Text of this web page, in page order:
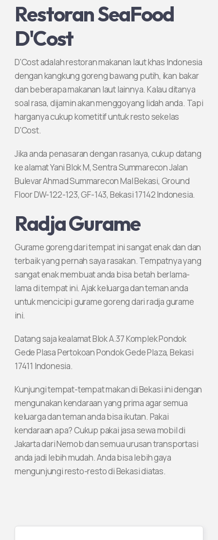
Restoran SeaFood
D'Cost
D'Cost adalah restoran makanan laut khas Indonesia
dengan kangkung goreng bawang putih, ikan bakar
dan beberapa makanan laut lainnya. Kalau ditanya
soal rasa, dijamin akan menggoyang lidah anda. Tapi
harganya cukup kometitif untuk resto sekelas
D'Cost.
Jika anda penasaran dengan rasanya, cukup datang
ke alamat Yani Blok M, Sentra Summarecon Jalan
Bulevar Ahmad Summarecon Mal Bekasi, Ground
Floor DW-122-123, GF-143, Bekasi 17142 Indonesia.
Radja Gurame
Gurame goreng dari tempat ini sangat enak dan dan
terbaik yang pernah saya rasakan. Tempatnya yang
sangat enak membuat anda bisa betah berlama-
lama di tempat ini. Ajak keluarga dan teman anda
untuk mencicipi gurame goreng dari radja gurame
ini.
Datang saja kealamat Blok A.37 Komplek Pondok
Gede Plasa Pertokoan Pondok Gede Plaza, Bekasi
17411 Indonesia.
Kunjungi tempat-tempat makan di Bekasi ini dengan
mengunakan kendaraan yang prima agar semua
keluarga dan teman anda bisa ikutan. Pakai
kendaraan apa? Cukup pakai jasa sewa mobil di
Jakarta dari Nemob dan semua urusan transportasi
anda jadi lebih mudah. Anda bisa lebih gaya
mengunjungi resto-resto di Bekasi diatas.